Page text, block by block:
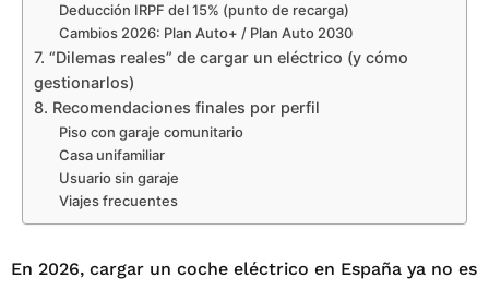
Deducción IRPF del 15% (punto de recarga)
Cambios 2026: Plan Auto+ / Plan Auto 2030
7. “Dilemas reales” de cargar un eléctrico (y cómo
gestionarlos)
8. Recomendaciones finales por perfil
Piso con garaje comunitario
Casa unifamiliar
Usuario sin garaje
Viajes frecuentes
En 2026, cargar un coche eléctrico en España ya no es